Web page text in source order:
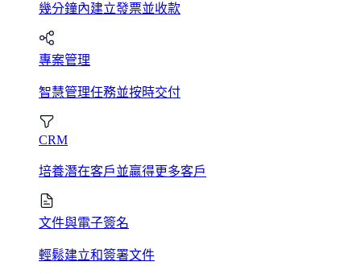
幾分鐘內建立發票並收款
專案管理
智慧管理任務並按時交付
CRM
培養潛在客戶並贏得更多客戶
文件與電子簽名
輕鬆建立和簽署文件